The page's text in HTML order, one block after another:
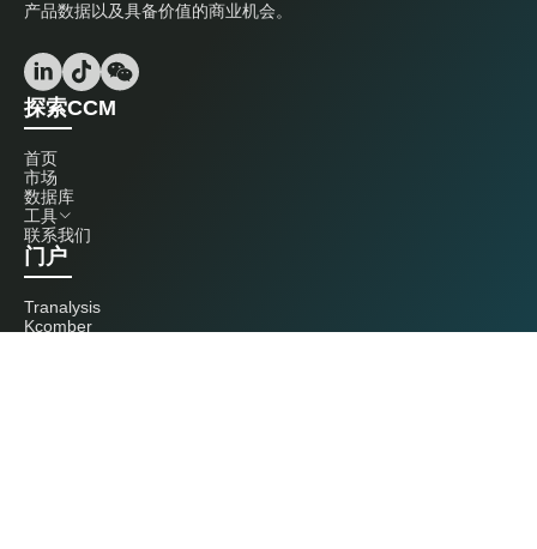
产品数据以及具备价值的商业机会。
探索CCM
首页
市场
数据库
工具
联系我们
门户
Tranalysis
Kcomber